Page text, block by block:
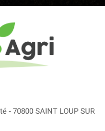
- 70800 SAINT LOUP SUR